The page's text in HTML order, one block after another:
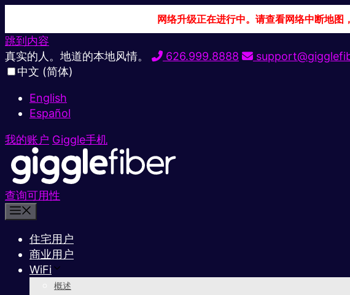
网络升级正在进行中。请查看网络中断地图
跳到内容
真实的人。地道的本地风情。
626.999.8888
中文 (简体)
English
Español
我的账户 Giggle手机
查询可用性
住宅用户
商业用户
WiFi
概述